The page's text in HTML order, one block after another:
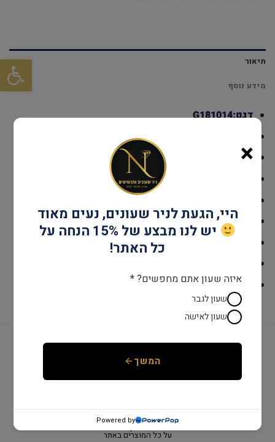
פתח תיאור
מידע נוסף
דגם:G181014
גוף השעון: פלדת אל חלד
אחריות: שנתיים יבואן רשמי
מנגנון: קוורץ
לוח :זהב
האתר!
אחריות למשך שנתיים
על כל המוצרים באתר
×
היי, הגעת לניר שעונים, נעים מאוד
יש לנו מבצע של 15% הנחה על
כל האתר!
איזה שעון אתם מחפשים? *
שעון לגבר
שעון לאישה
המשך
Powered by